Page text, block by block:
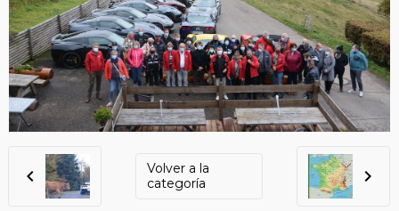
Volver a la
categoría